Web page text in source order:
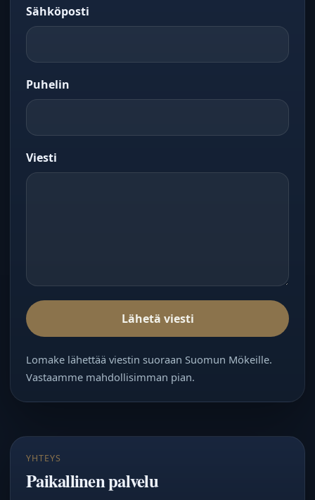
Sähköposti
Puhelin
Viesti
Lähetä viesti
Lomake lähettää viestin suoraan Suomun Mökeille.
Vastaamme mahdollisimman pian.
YHTEYS
Paikallinen palvelu